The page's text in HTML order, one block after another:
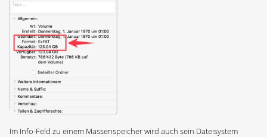
Im Info-Feld zu einem Massenspeicher wird auch sein Dateisystem